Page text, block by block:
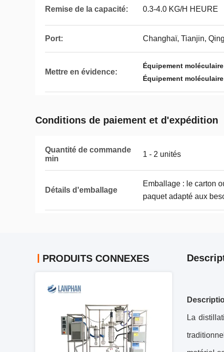
Remise de la capacité: 0.3-4.0 KG/H HEURE
Port: Changhaï, Tianjin,
Mettre en évidence:
Équipement
Équipement
Conditions de paiement et d'expédition
Quantité de commande
min
1 - 2 unités
Détails d'emballage
Emballage : le carton
paquet adapté aux
PRODUITS CONNEXES
La